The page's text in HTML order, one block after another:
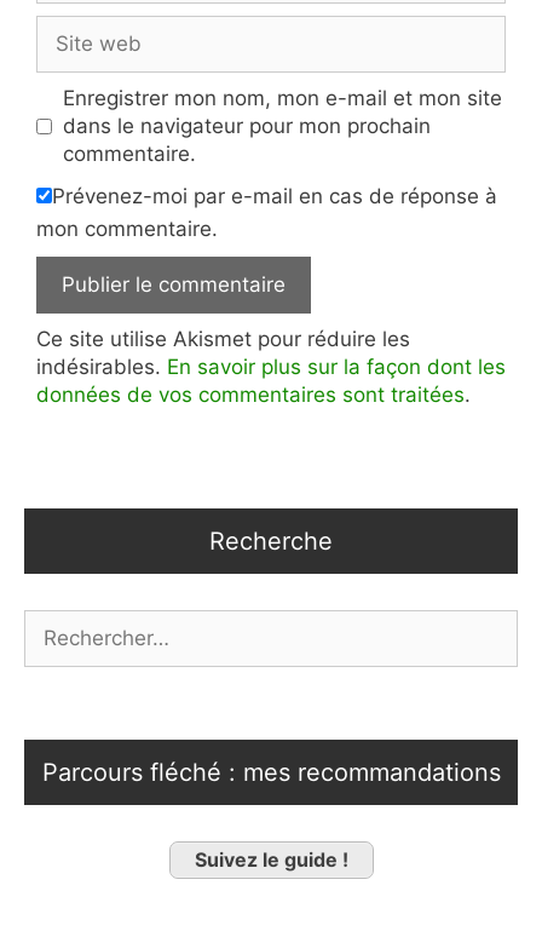
web
Enregistrer mon nom, mon e-mail et mon site
dans le navigateur pour mon prochain
commentaire.
Prévenez-moi par e-mail en cas de réponse à
mon commentaire.
Ce site utilise Akismet pour réduire les
indésirables. En savoir plus sur la façon dont les
données de vos commentaires sont traitées.
Recherche
Parcours fléché : mes recommandations
Suivez le guide !